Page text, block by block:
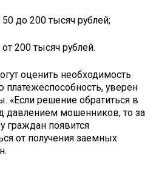
до 200 тысяч рублей;
200 тысяч рублей.
оценить необходимость
платежеспособность, уверен
«Если решение обратиться в
давлением мошенников, то за
граждан появится
от получения заемных